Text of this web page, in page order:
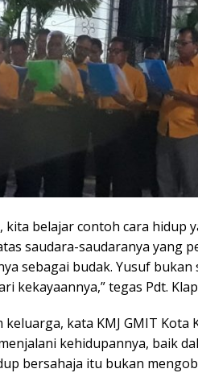
kita belajar contoh cara hidup
saudara-saudaranya yang
sebagai budak. Yusuf
kekayaannya,” tegas Pdt.
keluarga, kata KMJ GMIT
kehidupannya, baik
bersahaja itu bukan